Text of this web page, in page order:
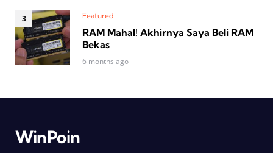
Featured
RAM Mahal! Akhirnya Saya Beli RAM
Bekas
6 months ago
WinPoin